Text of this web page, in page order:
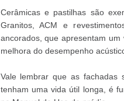
Cerâmicas e pastilhas são
Granitos, ACM e
ancorados, que apresentam
melhora do desempenho
Vale lembrar que as fachadas
tenham uma vida útil longa, é